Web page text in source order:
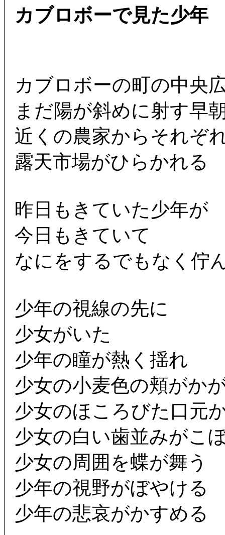
カブロボーで見た少年
カブロボーの町の中央
まだ陽が斜めに射す早
近くの農家からそれぞ
露天市場がひらかれる
昨日もきていた少年が
今日もきていて
なにをするでもなく佇
少年の視線の先に
少女がいた
少年の瞳が熱く揺れ
少女の小麦色の頬がか
少女のほころびた口元
少女の白い歯並みがこ
少女の周囲を蝶が舞う
少年の視野がぼやける
少年の悲哀がかすめる